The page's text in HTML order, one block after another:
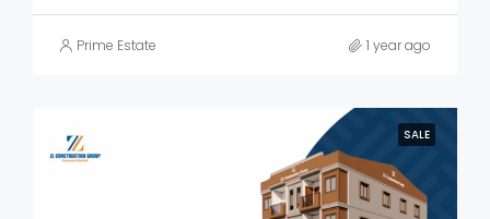
Prime Estate 1 year ago
SALE